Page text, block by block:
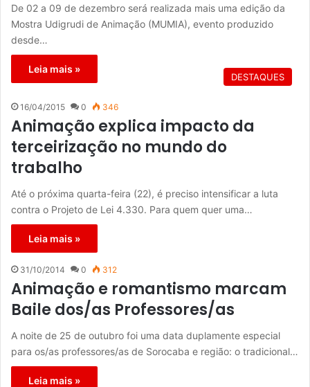
De 02 a 09 de dezembro será realizada mais uma edição da
Mostra Udigrudi de Animação (MUMIA), evento produzido
desde…
Leia mais »
DESTAQUES
16/04/2015 0 346
Animação explica impacto da
terceirização no mundo do
trabalho
Até o próxima quarta-feira (22), é preciso intensificar a luta
contra o Projeto de Lei 4.330. Para quem quer uma…
Leia mais »
31/10/2014 0 312
Animação e romantismo marcam
Baile dos/as Professores/as
A noite de 25 de outubro foi uma data duplamente especial
para os/as professores/as de Sorocaba e região: o tradicional…
Leia mais »